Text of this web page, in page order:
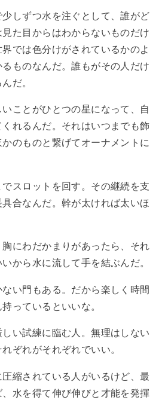
しずつ水を注ぐとして、誰がど
た目からはわからないものだけ
では色分けがされているかのよ
ものなんだ。誰もがその人だけ
だ。
ことがひとつの星になって、自
れるんだ。それはいつまでも飾
のものと繋げてオーナメントに
スロットを回す。その継続を支
合なんだ。幹が太ければ太いほ
にわだかまりがあったら、それ
から水に流して手を結ぶんだ。
い門もある。だから楽しく時間
っているといいな。
い試練に臨む人。無理はしない
ぞれがそれぞれでいい。
縮されている人がいるけど、最
水を得て伸び伸びと才能を発揮